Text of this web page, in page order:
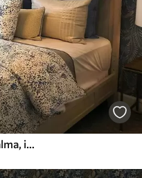
Uccello tra frutti blu e foglie di palma, indaco